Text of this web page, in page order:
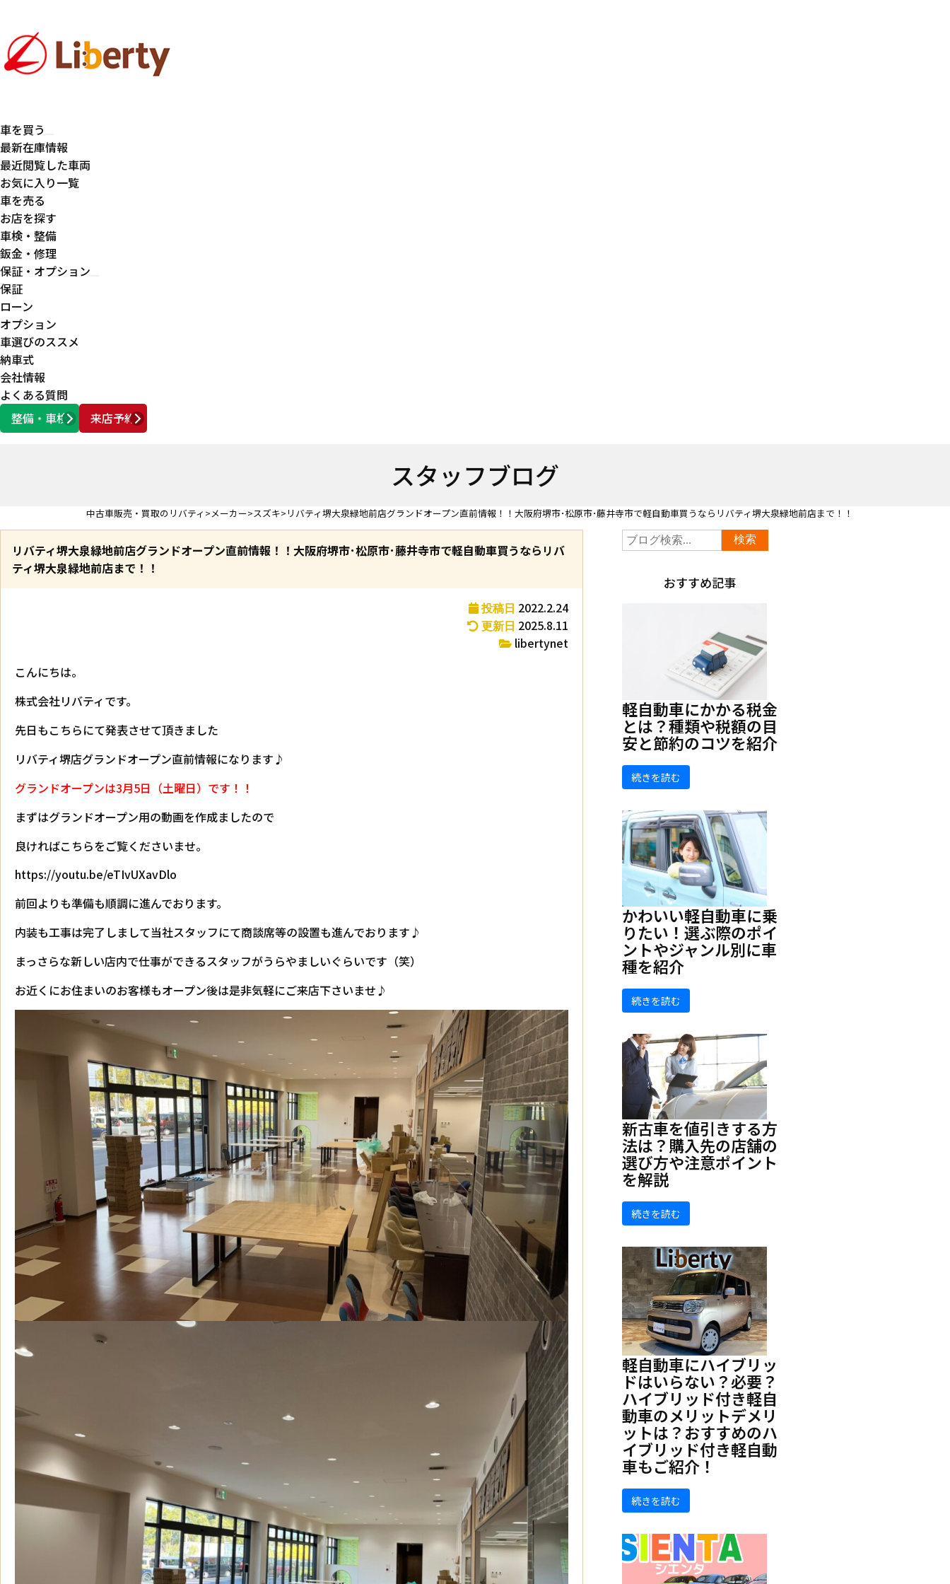
車を買う
最新在庫情報
最近閲覧した車両
お気に入り一覧
車を売る
お店を探す
車検・整備
鈑金・修理
保証・オプション
保証
ローン
オプション
車選びのススメ
納車式
会社情報
よくある質問
整備・車検
来店予約
営業時間 AM10:00 ～ PM6:00
スタッフブログ
中古車販売・買取のリバティ メーカー スズキ リバティ堺大泉緑地前店グランドオープン直前情報！！大阪府堺市･松原市･藤井寺市で軽自動車買うならリバティ堺大泉緑地前店まで！！
リバティ堺大泉緑地前店グランドオープン直前情報！！大阪府堺市･松原市･藤井寺市で軽自動車買うならリバ
ティ堺大泉緑地前店まで！！
投稿日 2022.2.24
更新日 2025.8.11
libertynet
こんにちは。
株式会社リバティです。
先日もこちらにて発表させて頂きました
リバティ堺店グランドオープン直前情報になります♪
グランドオープンは3月5日（土曜日）です！！
まずはグランドオープン用の動画を作成ましたので
良ければこちらをご覧くださいませ。
https://youtu.be/eTIvUXavDlo
前回よりも準備も順調に進んでおります。
内装も工事は完了しまして当社スタッフにて商談席等の設置も進んでおります♪
まっさらな新しい店内で仕事ができるスタッフがうらやましいぐらいです（笑）
お近くにお住まいのお客様もオープン後は是非気軽にご来店下さいませ♪
おすすめ記事
軽自動車にかかる税金
とは？種類や税額の目
安と節約のコツを紹介
続きを読む
かわいい軽自動車に乗
りたい！選ぶ際のポイ
ントやジャンル別に車
種を紹介
続きを読む
新古車を値引きする方
法は？購入先の店舗の
選び方や注意ポイント
を解説
続きを読む
軽自動車にハイブリッ
ドはいらない？必要？
ハイブリッド付き軽自
動車のメリットデメリ
ットは？おすすめのハ
イブリッド付き軽自動
車もご紹介！
続きを読む